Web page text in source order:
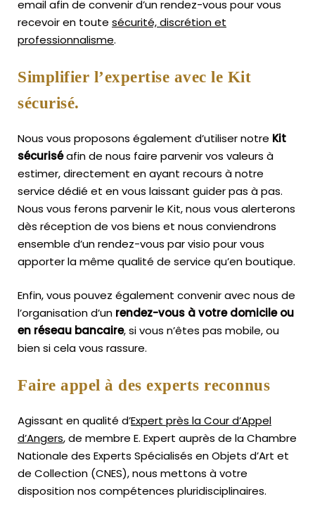
email afin de convenir d’un rendez-vous pour vous
recevoir en toute sécurité, discrétion et
professionnalisme.
Simplifier l’expertise avec le Kit
sécurisé.
Nous vous proposons également d’utiliser notre Kit
sécuriséafin de nous faire parvenir vos valeurs à
estimer, directement en ayant recours à notre
service dédié et en vous laissant guider pas à pas.
Nous vous ferons parvenir le Kit, nous vous alerterons
dès réception de vos biens et nous conviendrons
ensemble d’un rendez-vous par visio pour vous
apporter la même qualité de service qu’en boutique.
Enfin, vous pouvez également convenir avec nous de
l’organisation d’un rendez-vous à votre domicile ou
en réseau bancaire, si vous n’êtes pas mobile, ou
bien si cela vous rassure.
Faire appel à des experts reconnus
Agissant en qualité d’Expert près la Cour d’Appel
d’Angers, de membre E. Expert auprès de laChambre
Nationale des Experts Spécialisés en Objets d’Art et
de Collection (CNES),nous mettons à votre
disposition nos compétences pluridisciplinaires.